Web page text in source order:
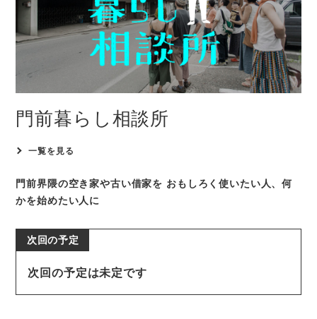
門前暮らし相談所
一覧を見る
門前界隈の空き家や古い借家を おもしろく使いたい人、何
かを始めたい人に
次回の予定は未定です